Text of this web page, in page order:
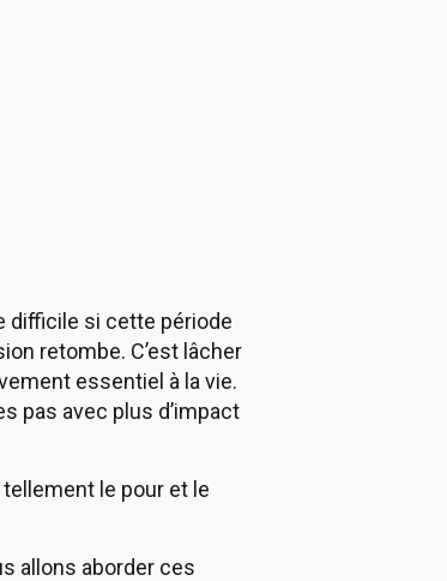
difficile si cette période
retombe. C’est lâcher
essentiel à la vie.
pas avec plus d’impact
tellement le pour et le
allons aborder ces